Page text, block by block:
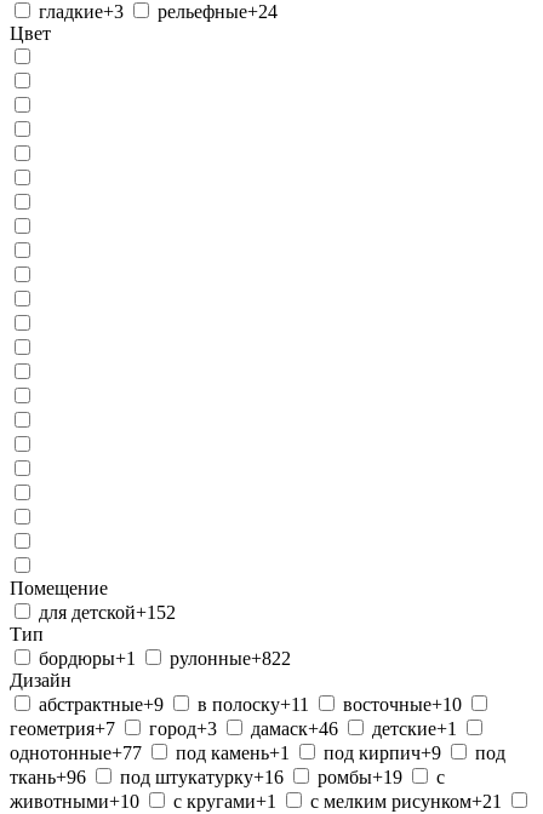
гладкие+3 рельефные+24
Цвет
Помещение
для детской+152
Тип
бордюры+1 рулонные+822
Дизайн
абстрактные+9 в полоску+11 восточные+10
геометрия+7 город+3 дамаск+46 детские+1
однотонные+77 под камень+1 под кирпич+9
под
ткань+96 под штукатурку+16 ромбы+19
с
животными+10 с кругами+1 с мелким рисунком+21